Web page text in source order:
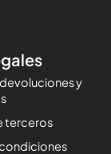
y
terceros